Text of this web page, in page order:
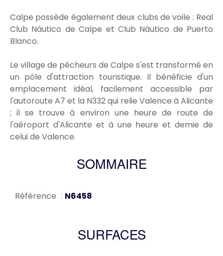
Calpe possède également deux clubs de voile : Real
Club Náutico de Calpe et Club Náutico de Puerto
Blanco.
Le village de pêcheurs de Calpe s'est transformé en
un pôle d'attraction touristique. Il bénéficie d'un
emplacement idéal, facilement accessible par
l'autoroute A7 et la N332 qui relie Valence à Alicante
; il se trouve à environ une heure de route de
l'aéroport d'Alicante et à une heure et demie de
celui de Valence.
SOMMAIRE
Référence N6458
SURFACES